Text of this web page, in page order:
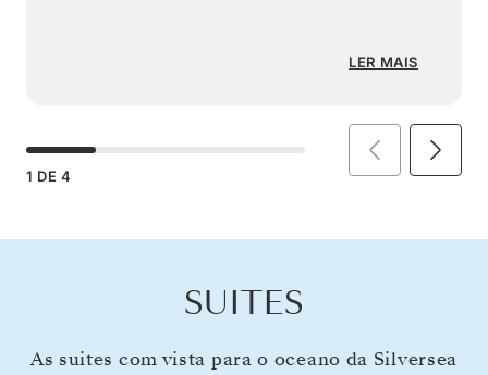
LER MAIS
1 DE 4
SUITES
As suites com vista para o oceano da Silversea